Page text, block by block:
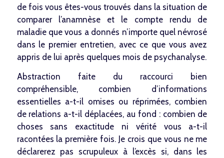
de fois vous êtes-vous trouvés dans la situation de
comparer l’anamnèse et le compte rendu de
maladie que vous a donnés n’importe quel névrosé
dans le premier entretien, avec ce que vous avez
appris de lui après quelques mois de psychanalyse.
Abstraction faite du raccourci bien
compréhensible, combien d’informations
essentielles a-t-il omises ou réprimées, combien
de relations a-t-il déplacées, au fond : combien de
choses sans exactitude ni vérité vous a-t-il
racontées la première fois. Je crois que vous ne me
déclarerez pas scrupuleux à l’excès si, dans les